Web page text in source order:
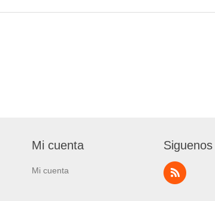
Mi cuenta
Mi cuenta
Siguenos